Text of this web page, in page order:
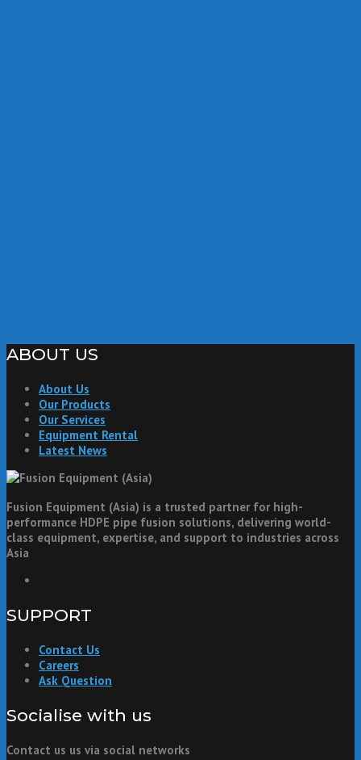
ABOUT US
About Us
Our Products
Our Services
Equipment Rental
Latest News
Fusion Equipment (Asia) is a trusted partner for high-
performance HDPE pipe fusion solutions, delivering world-
class equipment, expertise, and support to industries across
Asia
SUPPORT
Contact Us
Careers
Ask Question
Socialise with us
Contact us us via social networks